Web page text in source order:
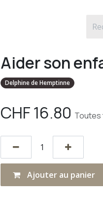
Aider son
Delphine de Hemptinne
CHF16.80 Toutes
Ajouter au panier